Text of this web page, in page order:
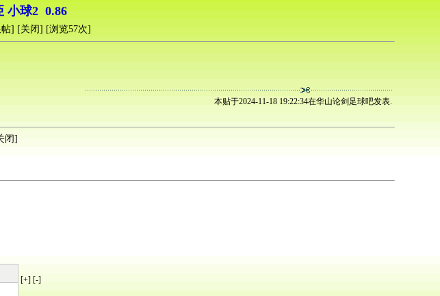
小球2 0.86
] [关闭] [浏览57次]
本贴于2024-11-18 19:22:34在华山论剑足球吧发表.
闭]
[+] [-]